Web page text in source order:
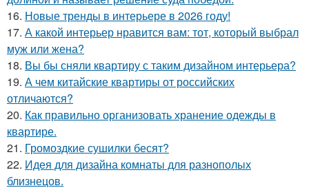
16. Новые тренды в интерьере в 2026 году!
17. А какой интерьер нравится вам: тот, который выбрал
муж или жена?
18. Вы бы сняли квартиру с таким дизайном интерьера?
19. А чем китайские квартиры от российских
отличаются?
20. Как правильно организовать хранение одежды в
квартире.
21. Громоздкие сушилки бесят?
22. Идея для дизайна комнаты для разнополых
близнецов.